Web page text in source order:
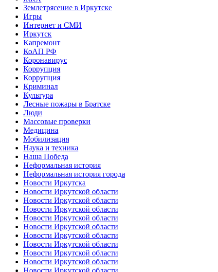
Землетрясение в Иркутске
Игры
Интернет и СМИ
Иркутск
Капремонт
КоАП РФ
Коронавирус
Коррупция
Коррупция
Криминал
Культура
Лесные пожары в Братске
Люди
Массовые проверки
Медицина
Мобилизация
Наука и техника
Наша Победа
Неформальная история
Неформальная история города
Новости Иркутска
Новости Иркутской области
Новости Иркутской области
Новости Иркутской области
Новости Иркутской области
Новости Иркутской области
Новости Иркутской области
Новости Иркутской области
Новости Иркутской области
Новости Иркутской области
Новости Иркутской области